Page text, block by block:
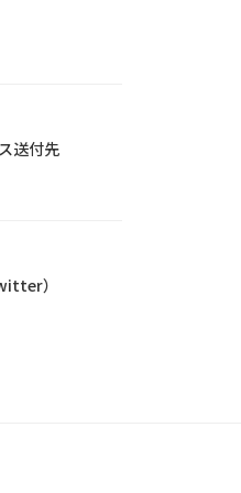
送付先
）